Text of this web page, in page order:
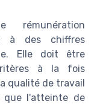
rémunération
à des chiffres
Elle doit être
à la fois
qualité de travail
que l'atteinte de